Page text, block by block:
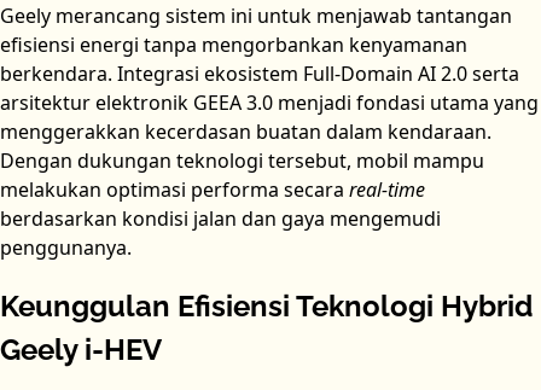
Geely merancang sistem ini untuk menjawab tantangan
efisiensi energi tanpa mengorbankan kenyamanan
berkendara. Integrasi ekosistem Full-Domain AI 2.0 serta
arsitektur elektronik GEEA 3.0 menjadi fondasi utama yang
menggerakkan kecerdasan buatan dalam kendaraan.
Dengan dukungan teknologi tersebut, mobil mampu
melakukan optimasi performa secara real-time
berdasarkan kondisi jalan dan gaya mengemudi
penggunanya.
Keunggulan Efisiensi Teknologi Hybrid
Geely i-HEV